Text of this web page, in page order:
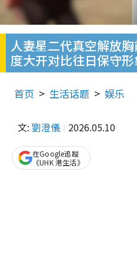
人妻星二代真空解放
度大开对比往日保守
首页 生活话题 娱乐
文: 劉澄儀 2026.05.10
在Google追蹤
《UHK 港生活》